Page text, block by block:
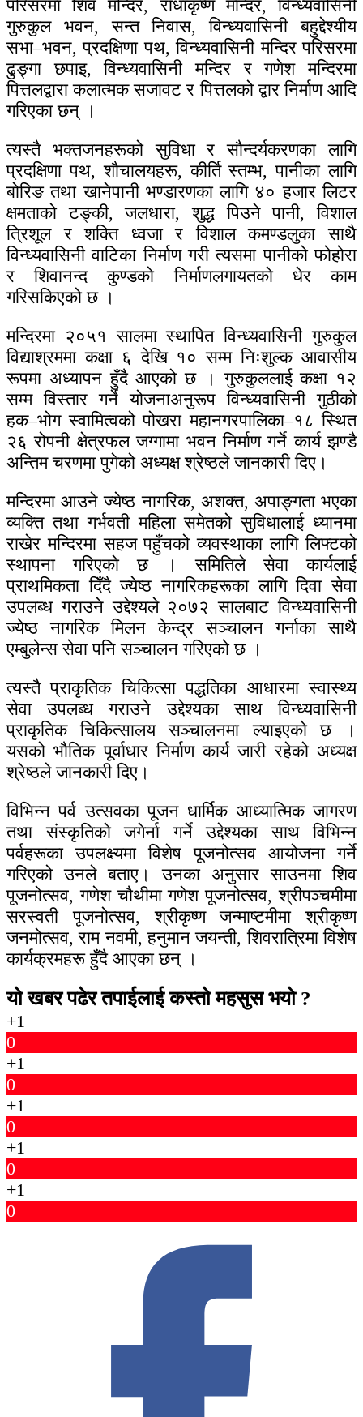
परिसरमा शिव मन्दिर, राधाकृष्ण मन्दिर, विन्ध्यवासिनी
गुरुकुल भवन, सन्त निवास, विन्ध्यवासिनी बहुद्देश्यीय
सभा–भवन, प्रदक्षिणा पथ, विन्ध्यवासिनी मन्दिर परिसरमा
ढुङ्गा छपाइ, विन्ध्यवासिनी मन्दिर र गणेश मन्दिरमा
पित्तलद्वारा कलात्मक सजावट र पित्तलको द्वार निर्माण आदि
गरिएका छन् ।
त्यस्तै भक्तजनहरूको सुविधा र सौन्दर्यकरणका लागि
प्रदक्षिणा पथ, शौचालयहरू, कीर्ति स्तम्भ, पानीका लागि
बोरिङ तथा खानेपानी भण्डारणका लागि ४० हजार लिटर
क्षमताको टङ्की, जलधारा, शुद्ध पिउने पानी, विशाल
त्रिशूल र शक्ति ध्वजा र विशाल कमण्डलुका साथै
विन्ध्यवासिनी वाटिका निर्माण गरी त्यसमा पानीको फोहोरा
र शिवानन्द कुण्डको निर्माणलगायतको धेर काम
गरिसकिएको छ ।
मन्दिरमा २०५१ सालमा स्थापित विन्ध्यवासिनी गुरुकुल
विद्याश्रममा कक्षा ६ देखि १० सम्म निःशुल्क आवासीय
रूपमा अध्यापन हुँदै आएको छ । गुरुकुललाई कक्षा १२
सम्म विस्तार गर्ने योजनाअनुरूप विन्ध्यवासिनी गुठीको
हक–भोग स्वामित्वको पोखरा महानगरपालिका–१८ स्थित
२६ रोपनी क्षेत्रफल जग्गामा भवन निर्माण गर्ने कार्य झण्डै
अन्तिम चरणमा पुगेको अध्यक्ष श्रेष्ठले जानकारी दिए।
मन्दिरमा आउने ज्येष्ठ नागरिक, अशक्त, अपाङ्गता भएका
व्यक्ति तथा गर्भवती महिला समेतको सुविधालाई ध्यानमा
राखेर मन्दिरमा सहज पहुँचको व्यवस्थाका लागि लिफ्टको
स्थापना गरिएको छ । समितिले सेवा कार्यलाई
प्राथमिकता दिँदै ज्येष्ठ नागरिकहरूका लागि दिवा सेवा
उपलब्ध गराउने उद्देश्यले २०७२ सालबाट विन्ध्यवासिनी
ज्येष्ठ नागरिक मिलन केन्द्र सञ्चालन गर्नाका साथै
एम्बुलेन्स सेवा पनि सञ्चालन गरिएको छ ।
त्यस्तै प्राकृतिक चिकित्सा पद्धतिका आधारमा स्वास्थ्य
सेवा उपलब्ध गराउने उद्देश्यका साथ विन्ध्यवासिनी
प्राकृतिक चिकित्सालय सञ्चालनमा ल्याइएको छ ।
यसको भौतिक पूर्वाधार निर्माण कार्य जारी रहेको अध्यक्ष
श्रेष्ठले जानकारी दिए।
विभिन्न पर्व उत्सवका पूजन धार्मिक आध्यात्मिक जागरण
तथा संस्कृतिको जगेर्ना गर्ने उद्देश्यका साथ विभिन्न
पर्वहरूका उपलक्ष्यमा विशेष पूजनोत्सव आयोजना गर्ने
गरिएको उनले बताए। उनका अनुसार साउनमा शिव
पूजनोत्सव, गणेश चौथीमा गणेश पूजनोत्सव, श्रीपञ्चमीमा
सरस्वती पूजनोत्सव, श्रीकृष्ण जन्माष्टमीमा श्रीकृष्ण
जनमोत्सव, राम नवमी, हनुमान जयन्ती, शिवरात्रिमा विशेष
कार्यक्रमहरू हुँदै आएका छन् ।
यो खबर पढेर तपाईलाई कस्तो महसुस भयो ?
+1
0
+1
0
+1
0
+1
0
+1
0